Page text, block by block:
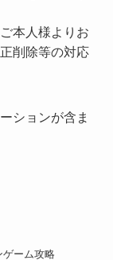
本人様よりお
削除等の対応
ションが含ま
ゲーム攻略